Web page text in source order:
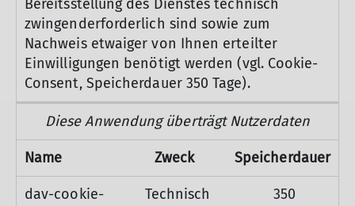
Bereitsstellung des Dienstes technisch
zwingenderforderlich sind sowie zum
Nachweis etwaiger von Ihnen erteilter
Einwilligungen benötigt werden (vgl. Cookie-
Consent, Speicherdauer 350 Tage).
Diese Anwendung überträgt Nutzerdaten
Name Zweck Speicherdauer
dav-cookie-
Technisch
350